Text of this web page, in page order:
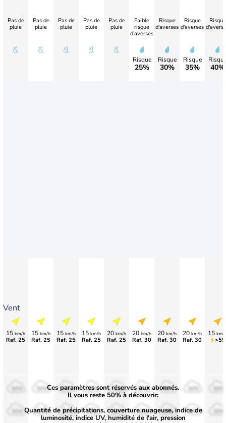
Vent
Pas de
pluie
15 km/h
Raf. 25
Pas de
pluie
15 km/h
Raf. 25
Pas de
pluie
15 km/h
Raf. 25
Pas de
pluie
15 km/h
Raf. 25
Pas de
pluie
20 km/h
Raf. 25
Faible
risque
d'averses
Risque
25%
20 km/h
Raf. 30
Risque
d'averses
Risque
30%
20 km/h
Raf. 30
Risque
d'averses
Risque
35%
20 km/h
Raf. 30
Risque
40%
15 km/
>55
50%
30%
50%
30%
50%
30%
50%
30%
50%
30%
50%
30%
50%
30%
Ces paramètres sont réservés aux abonnés.
Il vous reste 50% à découvrir:
Quantité de précipitations, couverture nuageuse, indice de
luminosité, indice UV, humidité de l'air, pression